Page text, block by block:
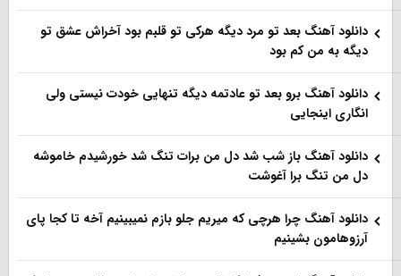
دانلود آهنگ بعد تو مرد دیگه هرکی تو قلبم بود آخراش عشق تو
دیگه به من کم بود
دانلود آهنگ برو بعد تو عادتمه دیگه تنهایی خودت نیستی ولی
انگاری اینجایی
دانلود آهنگ باز شب شد دل من برات تنگ شد خورشیدم خاموشه
دل من تنگ برا آغوشت
دانلود آهنگ چرا هرچی که میریم جلو بازم نمیبینیم آخه تا کجا پای
آرزوهامون بشینیم